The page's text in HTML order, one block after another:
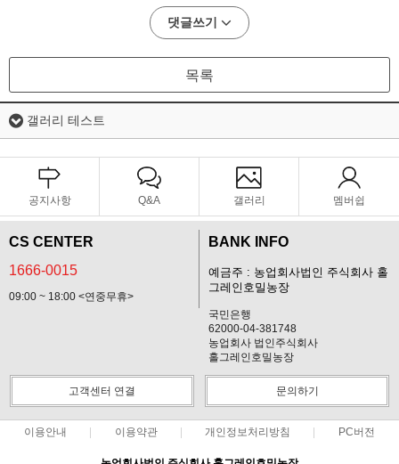
댓글쓰기
목록
갤러리 테스트
공지사항 Q&A 갤러리 멤버쉽
CS CENTER
1666-0015
09:00 ~ 18:00 <연중무휴>
BANK INFO
예금주 : 농업회사법인 주식회사 홀
그레인호밀농장
국민은행
62000-04-381748
농업회사 법인주식회사
홀그레인호밀농장
고객센터 연결 문의하기
이용안내 이용약관 개인정보처리방침 PC버전